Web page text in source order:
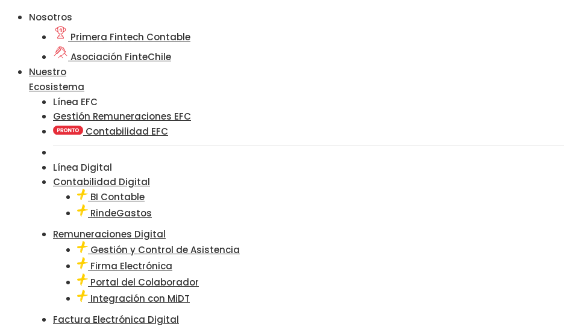
Nosotros
Primera Fintech Contable
Asociación FinteChile
Nuestro
Ecosistema
Línea EFC
Gestión Remuneraciones EFC
Contabilidad EFC
Línea Digital
Contabilidad Digital
BI Contable
RindeGastos
Remuneraciones Digital
Gestión y Control de Asistencia
Firma Electrónica
Portal del Colaborador
Integración con MiDT
Factura Electrónica Digital